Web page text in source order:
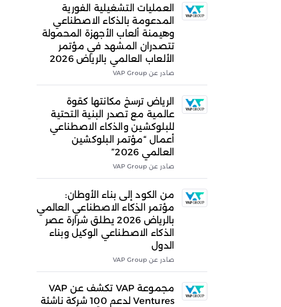
العمليات التشغيلية الفورية
المدعومة بالذكاء الاصطناعي
وهيمنة ألعاب الأجهزة المحمولة
تتصدران المشهد في مؤتمر
الألعاب العالمي بالرياض 2026
صادر عن VAP Group
الرياض ترسخ مكانتها كقوة
عالمية مع تصدر البنية التحتية
للبلوكشين والذكاء الاصطناعي
أعمال “مؤتمر البلوكشين
العالمي 2026”
صادر عن VAP Group
من الكود إلى بناء الأوطان:
مؤتمر الذكاء الاصطناعي العالمي
بالرياض 2026 يطلق شرارة عصر
الذكاء الاصطناعي الوكيل وبناء
الدول
صادر عن VAP Group
مجموعة VAP تكشف عن VAP
Ventures لدعم 100 شركة ناشئة